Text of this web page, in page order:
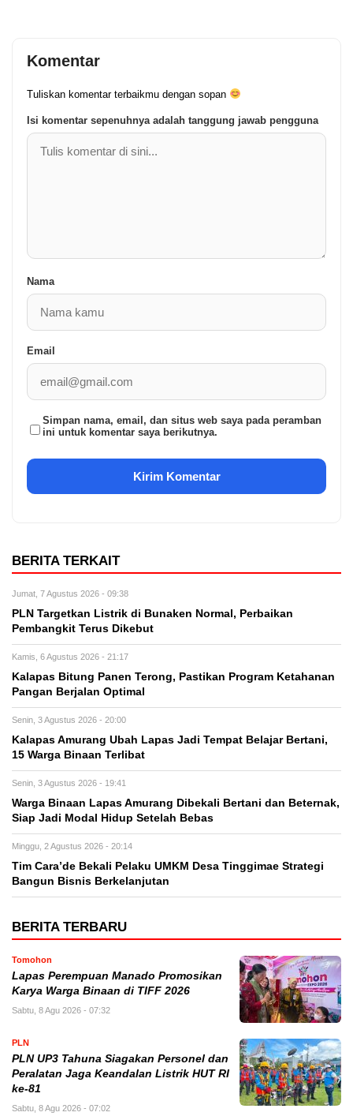
Komentar
Tuliskan komentar terbaikmu dengan sopan
Isi komentar sepenuhnya adalah tanggung jawab pengguna
Nama
Email
Simpan nama, email, dan situs web saya pada peramban
ini untuk komentar saya berikutnya.
BERITA TERKAIT
Jumat, 7 Agustus 2026 - 09:38
PLN Targetkan Listrik di Bunaken Normal, Perbaikan
Pembangkit Terus Dikebut
Kamis, 6 Agustus 2026 - 21:17
Kalapas Bitung Panen Terong, Pastikan Program Ketahanan
Pangan Berjalan Optimal
Senin, 3 Agustus 2026 - 20:00
Kalapas Amurang Ubah Lapas Jadi Tempat Belajar Bertani,
15 Warga Binaan Terlibat
Senin, 3 Agustus 2026 - 19:41
Warga Binaan Lapas Amurang Dibekali Bertani dan Beternak,
Siap Jadi Modal Hidup Setelah Bebas
Minggu, 2 Agustus 2026 - 20:14
Tim Cara’de Bekali Pelaku UMKM Desa Tinggimae Strategi
Bangun Bisnis Berkelanjutan
BERITA TERBARU
Tomohon
Lapas Perempuan Manado Promosikan
Karya Warga Binaan di TIFF 2026
Sabtu, 8 Agu 2026 - 07:32
PLN
PLN UP3 Tahuna Siagakan Personel dan
Peralatan Jaga Keandalan Listrik HUT RI
ke-81
Sabtu, 8 Agu 2026 - 07:02